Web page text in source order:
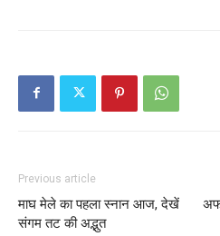
Previous article
माघ मेले का पहला स्नान आज, देखें
संगम तट की अद्भुत